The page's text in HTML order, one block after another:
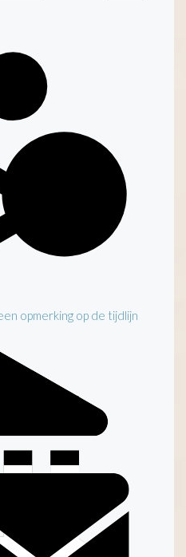
opmerking op de tijdlijn